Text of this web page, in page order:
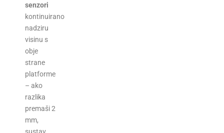
senzori
kontinuirano
nadziru
visinu s
obje
strane
platforme
– ako
razlika
premaši 2
mm,